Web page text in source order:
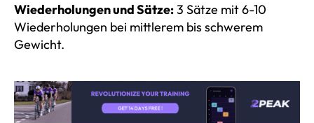
Wiederholungen und Sätze:3 Sätze mit 6-10
Wiederholungen bei mittlerem bis schwerem
Gewicht.